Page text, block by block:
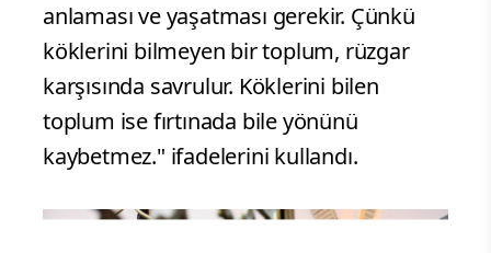
anlaması ve yaşatması gerekir. Çünkü
köklerini bilmeyen bir toplum, rüzgar
karşısında savrulur. Köklerini bilen
toplum ise fırtınada bile yönünü
kaybetmez." ifadelerini kullandı.